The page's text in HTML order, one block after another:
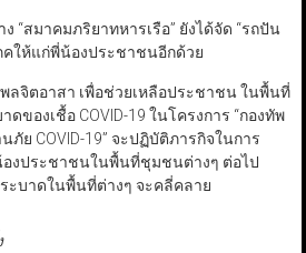
“สมาคมภริยาทหารเรือ” ยังได้จัด “รถปัน
คให้แก่พี่น้องประชาชนอีกด้วย
ลจิตอาสา เพื่อช่วยเหลือประชาชน ในพื้นที่
ของเชื้อ COVID-19 ในโครงการ “กองทัพ
ภัย COVID-19” จะปฏิบัติภารกิจในการ
งประชาชนในพื้นที่ชุมชนต่างๆ ต่อไป
ะบาดในพื้นที่ต่างๆ จะคลี่คลาย